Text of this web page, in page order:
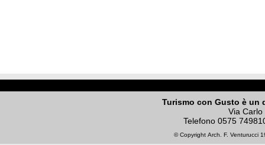
Turismo con Gusto è un
Via
Telefono 0575
© Copyright Arch. F. Venturucci